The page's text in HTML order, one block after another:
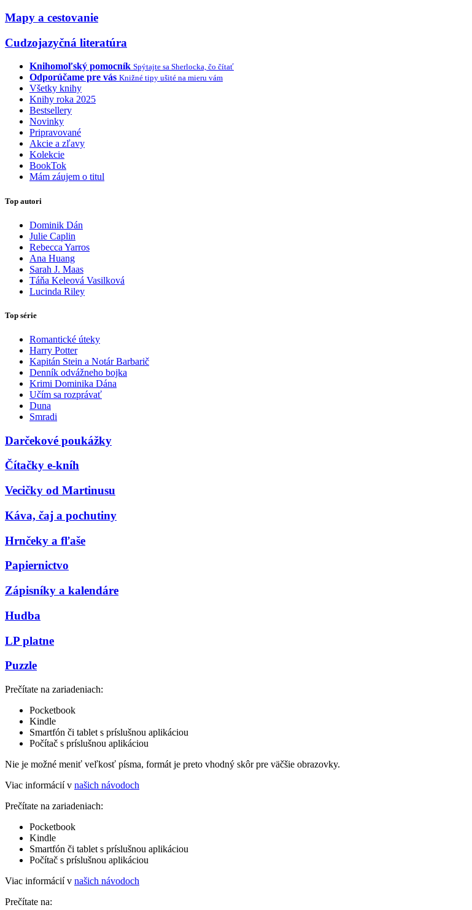
Mapy a cestovanie
Cudzojazyčná literatúra
Knihomoľský pomocník Spýtajte sa Sherlocka, čo čítať
Odporúčame pre vás Knižné tipy ušité na mieru vám
Všetky knihy
Knihy roka 2025
Bestsellery
Novinky
Pripravované
Akcie a zľavy
Kolekcie
BookTok
Mám záujem o titul
Top autori
Dominik Dán
Julie Caplin
Rebecca Yarros
Ana Huang
Sarah J. Maas
Táňa Keleová Vasilková
Lucinda Riley
Top série
Romantické úteky
Harry Potter
Kapitán Stein a Notár Barbarič
Denník odvážneho bojka
Krimi Dominika Dána
Učím sa rozprávať
Duna
Smradi
Darčekové poukážky
Čítačky e-kníh
Vecičky od Martinusu
Káva, čaj a pochutiny
Hrnčeky a fľaše
Papiernictvo
Zápisníky a kalendáre
Hudba
LP platne
Puzzle
Prečítate na zariadeniach:
Pocketbook
Kindle
Smartfón či tablet s príslušnou aplikáciou
Počítač s príslušnou aplikáciou
Nie je možné meniť veľkosť písma, formát je preto vhodný skôr pre väčšie obrazovky.
Viac informácií v našich návodoch
Prečítate na zariadeniach:
Pocketbook
Kindle
Smartfón či tablet s príslušnou aplikáciou
Počítač s príslušnou aplikáciou
Viac informácií v našich návodoch
Prečítate na: